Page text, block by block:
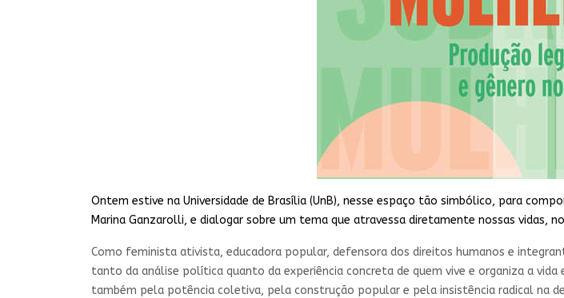
Ontem estive na Universidade de Brasília (UnB), nesse espaço tão simbólico, para
Marina Ganzarolli, e dialogar sobre um tema que atravessa diretamente nossas vidas,
Como feminista ativista, educadora popular, defensora dos direitos humanos e
tanto da análise política quanto da experiência concreta de quem vive e organiza a
também pela potência coletiva, pela construção popular e pela insistência radical na